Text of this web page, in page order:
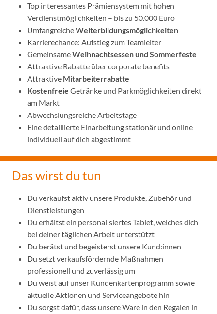
Top interessantes Prämiensystem mit hohen
Verdienstmöglichkeiten – bis zu 50.000 Euro
UmfangreicheWeiterbildungsmöglichkeiten
Karrierechance: Aufstieg zum Teamleiter
GemeinsameWeihnachtsessen und Sommerfeste
Attraktive Rabatte über corporate benefits
Attraktive Mitarbeiterrabatte
Kostenfreie Getränke und Parkmöglichkeiten direkt
am Markt
Abwechslungsreiche Arbeitstage
Eine detaillierte Einarbeitung stationär und online
individuell auf dich abgestimmt
Das wirst du tun
Du verkaufst aktiv unsere Produkte, Zubehör und
Dienstleistungen
Du erhältst ein personalisiertes Tablet, welches dich
bei deiner täglichen Arbeit unterstützt
Du berätst und begeisterst unsere Kund:innen
Du setzt verkaufsfördernde Maßnahmen
professionell und zuverlässig um
Du weist auf unser Kundenkartenprogramm sowie
aktuelle Aktionen und Serviceangebote hin
Du sorgst dafür, dass unsere Ware in den Regalen in